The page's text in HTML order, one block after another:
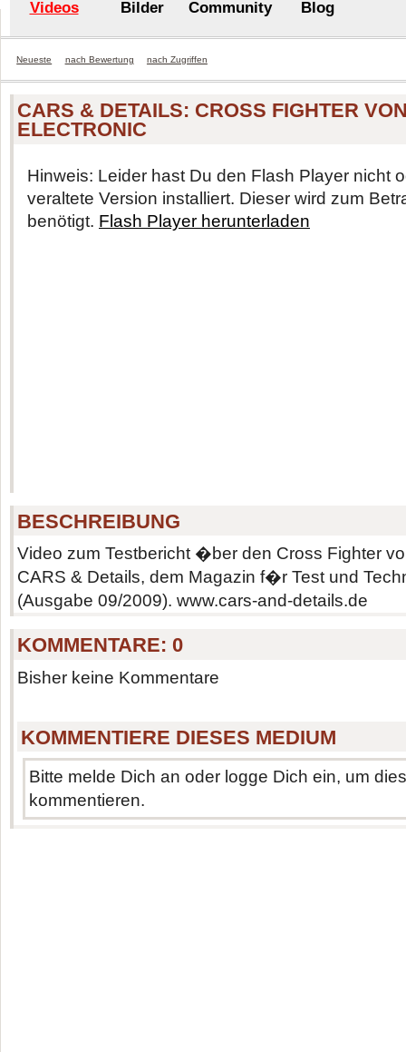
Videos Bilder Community Blog
Neueste nach Bewertung nach Zugriffen
CARS & DETAILS: CROSS FIGHTER
ELECTRONIC
Hinweis: Leider hast Du den Flash Player nicht
veraltete Version installiert. Dieser wird zum
benötigt. Flash Player herunterladen
BESCHREIBUNG
Video zum Testbericht �ber den Cross Fighter
CARS & Details, dem Magazin f�r Test und
(Ausgabe 09/2009). www.cars-and-details.de
KOMMENTARE:0
Bisher keine Kommentare
KOMMENTIERE DIESES MEDIUM
Bitte melde Dich an oder logge Dich ein, um
kommentieren.